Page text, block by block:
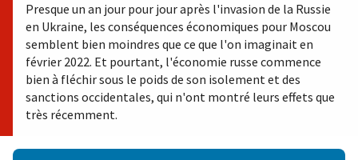
Presque un an jour pour jour après l'invasion de la Russie
en Ukraine, les conséquences économiques pour Moscou
semblent bien moindres que ce que l'on imaginait en
février 2022. Et pourtant, l'économie russe commence
bien à fléchir sous le poids de son isolement et des
sanctions occidentales, qui n'ont montré leurs effets que
très récemment.